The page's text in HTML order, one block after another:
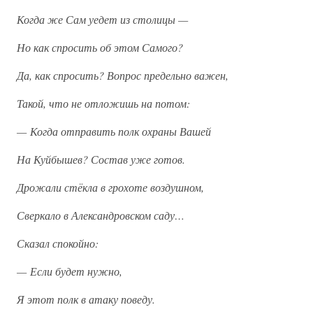
Когда же Сам уедет из столицы —
Но как спросить об этом Самого?
Да, как спросить? Вопрос предельно важен,
Такой, что не отложишь на потом:
— Когда отправить полк охраны Вашей
На Куйбышев? Состав уже готов.
Дрожали стёкла в грохоте воздушном,
Сверкало в Александровском саду…
Сказал спокойно:
— Если будет нужно,
Я этот полк в атаку поведу.